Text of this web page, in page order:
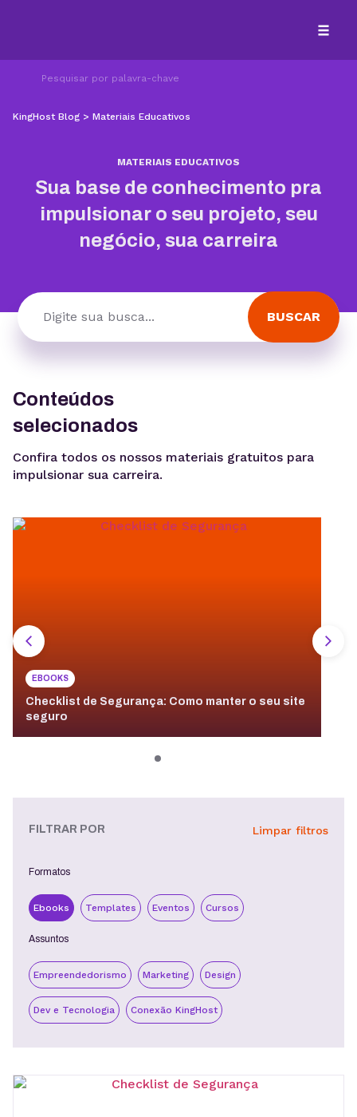
KingHost Blog > Materiais Educativos
MATERIAIS EDUCATIVOS
Sua base de conhecimento pra
impulsionar o seu projeto, seu
negócio, sua carreira
BUSCAR
Conteúdos
selecionados
Confira todos os nossos materiais gratuitos para
impulsionar sua carreira.
EBOOKS
Checklist de Segurança: Como manter o seu site
seguro
FILTRAR POR Limpar filtros
Formatos
Ebooks Templates Eventos Cursos
Assuntos
Empreendedorismo Marketing Design
Dev e Tecnologia Conexão KingHost